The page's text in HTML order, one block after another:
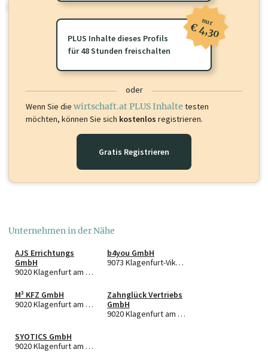
oder loggen Sie sich ein um diese Inhalte zu sehen.
PLUS Inhalte dieses Profils
für 48 Stunden freischalten
nur
€ 4,30
oder
Wenn Sie die wirtschaft.at PLUS Inhalte testen
möchten, können Sie sich kostenlos registrieren.
Gratis Registrieren
Unternehmen in der Nähe
AJS Errichtungs
GmbH
9020 Klagenfurt am Wörthersee
b4you GmbH
9073 Klagenfurt-Viktring
M³ KFZ GmbH
9020 Klagenfurt am Wörthersee
Zahnglück Vertriebs
GmbH
9020 Klagenfurt am Wörthersee
SYOTICS GmbH
9020 Klagenfurt am Wörthersee